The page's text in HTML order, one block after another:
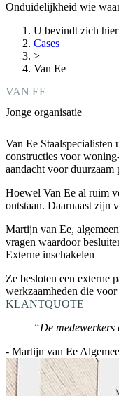
Onduidelijkheid wie
U bevindt zich hier
Cases
>
Van Ee
VAN EE
Jonge organisatie
Van Ee
constructies voor
aandacht voor
Hoewel Van Ee al ruim
ontstaan. Daarnaast zijn
Martijn van Ee,
vragen waardoor
Externe inschakelen
Ze besloten een externe
werkzaamheden die
KLANTQUOTE
“De
- Martijn van Ee